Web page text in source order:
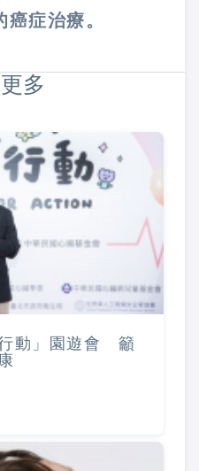
症治療。
多
動」園遊會 籲